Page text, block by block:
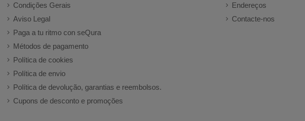
Condições Gerais
Aviso Legal
Paga a tu ritmo con seQura
Métodos de pagamento
Política de cookies
Política de envio
Política de devolução, garantias e reembolsos.
Cupons de desconto e promoções
Endereços
Contacte-nos